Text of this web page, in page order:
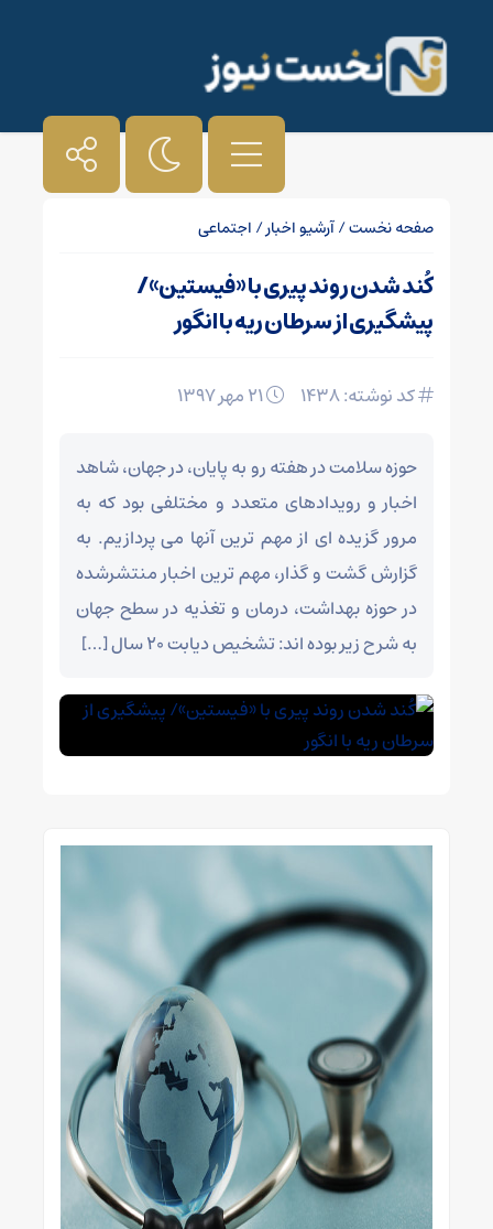
صفحه نخست/آرشیو اخبار/ اجتماعی
کُند شدن روند پیری با «فیستین»/
پیشگیری از سرطان ریه با انگور
کد نوشته: 1438
حوزه سلامت در هفته رو به پایان، در جهان، شاهد
اخبار و رویدادهای متعدد و مختلفی بود که به
مرور گزیده ای از مهم ترین آنها می پردازیم. به
گزارش گشت و گذار، مهم ترین اخبار منتشرشده
در حوزه بهداشت، درمان و تغذیه در سطح جهان
به شرح زیر بوده اند: تشخیص دیابت ۲۰ سال […]